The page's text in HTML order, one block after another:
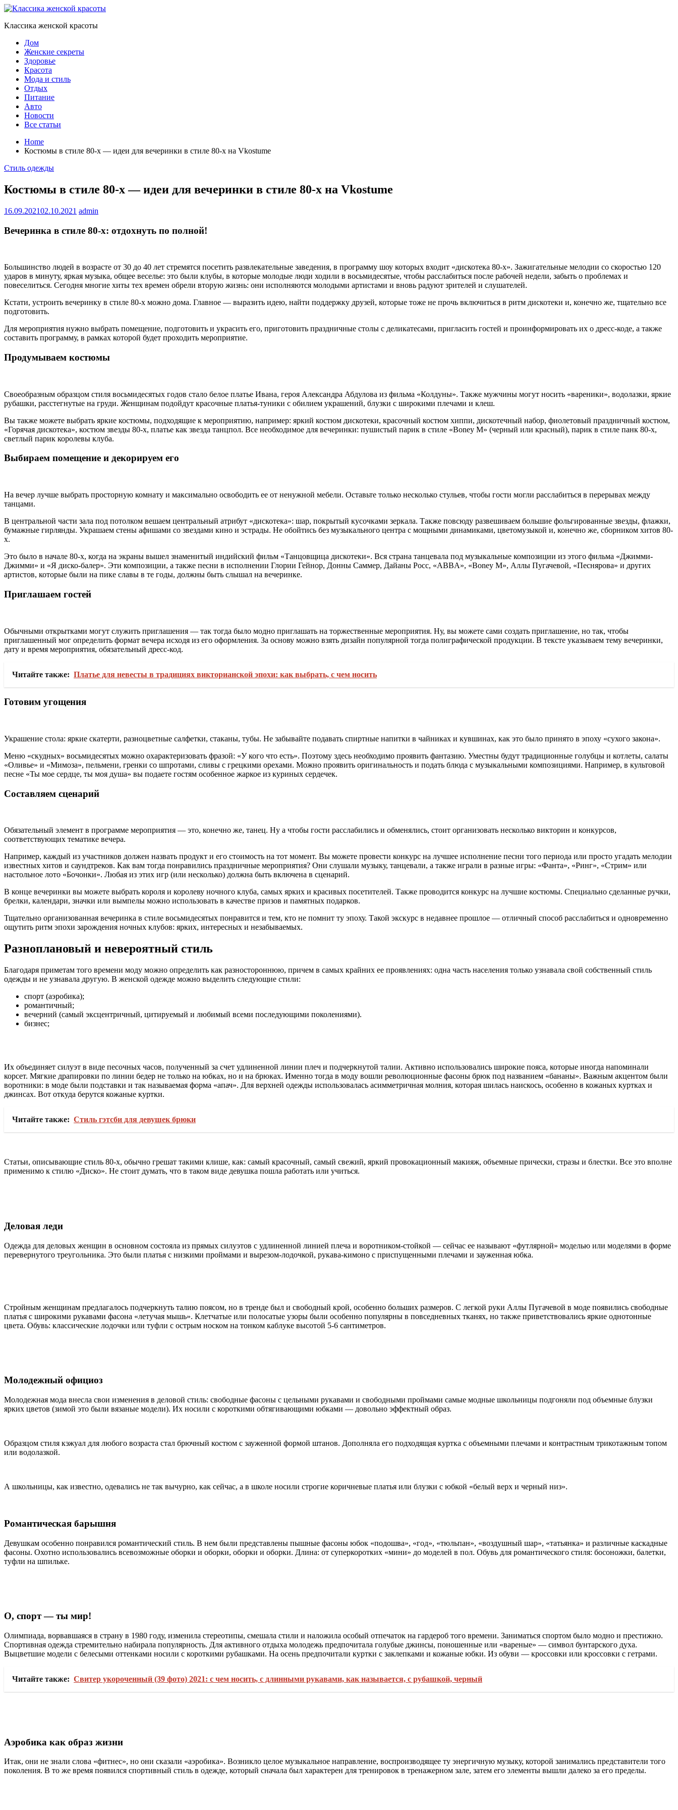
Skip
content
Классика женской красоты
Дом
Женские секреты
Здоровье
Красота
Мода и стиль
Отдых
Питание
Авто
Новости
Все статьи
Home
Костюмы в стиле 80-х — идеи для вечеринки в стиле 80-х на Vkostume
Стиль одежды
Костюмы в стиле 80-х — идеи для вечеринки в стиле 80-х на Vkostume
16.09.202102.10.2021 admin
Вечеринка в стиле 80-х: отдохнуть по полной!
Большинство людей в возрасте от 30 до 40 лет стремятся посетить развлекательные заведения, в программу шоу которых входит «дискотека 80-х». Зажигательные мелодии со скоростью 120
ударов в минуту, яркая музыка, общее веселье: это были клубы, в которые молодые люди ходили в восьмидесятые, чтобы расслабиться после рабочей недели, забыть о проблемах и
повеселиться. Сегодня многие хиты тех времен обрели вторую жизнь: они исполняются молодыми артистами и вновь радуют зрителей и слушателей.
Кстати, устроить вечеринку в стиле 80-х можно дома. Главное — выразить идею, найти поддержку друзей, которые тоже не прочь включиться в ритм дискотеки и, конечно же, тщательно все
подготовить.
Для мероприятия нужно выбрать помещение, подготовить и украсить его, приготовить праздничные столы с деликатесами, пригласить гостей и проинформировать их о дресс-коде, а также
составить программу, в рамках которой будет проходить мероприятие.
Продумываем костюмы
Своеобразным образцом стиля восьмидесятых годов стало белое платье Ивана, героя Александра Абдулова из фильма «Колдуны». Также мужчины могут носить «вареники», водолазки, яркие
рубашки, расстегнутые на груди. Женщинам подойдут красочные платья-туники с обилием украшений, блузки с широкими плечами и клеш.
Вы также можете выбрать яркие костюмы, подходящие к мероприятию, например: яркий костюм дискотеки, красочный костюм хиппи, дискотечный набор, фиолетовый праздничный костюм,
«Горячая дискотека», костюм звезды 80-х, платье как звезда танцпол. Все необходимое для вечеринки: пушистый парик в стиле «Boney M» (черный или красный), парик в стиле панк 80-х,
светлый парик королевы клуба.
Выбираем помещение и декорируем его
На вечер лучше выбрать просторную комнату и максимально освободить ее от ненужной мебели. Оставьте только несколько стульев, чтобы гости могли расслабиться в перерывах между
танцами.
В центральной части зала под потолком вешаем центральный атрибут «дискотека»: шар, покрытый кусочками зеркала. Также повсюду развешиваем большие фольгированные звезды, флажки,
бумажные гирлянды. Украшаем стены афишами со звездами кино и эстрады. Не обойтись без музыкального центра с мощными динамиками, цветомузыкой и, конечно же, сборником хитов 80-
х.
Это было в начале 80-х, когда на экраны вышел знаменитый индийский фильм «Танцовщица дискотеки». Вся страна танцевала под музыкальные композиции из этого фильма «Джимми-
Джимми» и «Я диско-балер». Эти композиции, а также песни в исполнении Глории Гейнор, Донны Саммер, Дайаны Росс, «ABBA», «Boney M», Аллы Пугачевой, «Песнярова» и других
артистов, которые были на пике славы в те годы, должны быть слышал на вечеринке.
Приглашаем гостей
Обычными открытками могут служить приглашения — так тогда было модно приглашать на торжественные мероприятия. Ну, вы можете сами создать приглашение, но так, чтобы
приглашенный мог определить формат вечера исходя из его оформления. За основу можно взять дизайн популярной тогда полиграфической продукции. В тексте указываем тему вечеринки,
дату и время мероприятия, обязательный дресс-код.
Читайте также: Платье для невесты в традициях викторианской эпохи: как выбрать, с чем носить
Готовим угощения
Украшение стола: яркие скатерти, разноцветные салфетки, стаканы, тубы. Не забывайте подавать спиртные напитки в чайниках и кувшинах, как это было принято в эпоху «сухого закона».
Меню «скудных» восьмидесятых можно охарактеризовать фразой: «У кого что есть». Поэтому здесь необходимо проявить фантазию. Уместны будут традиционные голубцы и котлеты, салаты
«Оливье» и «Мимоза», пельмени, гренки со шпротами, сливы с грецкими орехами. Можно проявить оригинальность и подать блюда с музыкальными композициями. Например, в культовой
песне «Ты мое сердце, ты моя душа» вы подаете гостям особенное жаркое из куриных сердечек.
Составляем сценарий
Обязательный элемент в программе мероприятия — это, конечно же, танец. Ну а чтобы гости расслабились и обменялись, стоит организовать несколько викторин и конкурсов,
соответствующих тематике вечера.
Например, каждый из участников должен назвать продукт и его стоимость на тот момент. Вы можете провести конкурс на лучшее исполнение песни того периода или просто угадать мелодии
известных хитов и саундтреков. Как вам тогда понравились праздничные мероприятия? Они слушали музыку, танцевали, а также играли в разные игры: «Фанта», «Ринг», «Стрим» или
настольное лото «Бочонки». Любая из этих игр (или несколько) должна быть включена в сценарий.
В конце вечеринки вы можете выбрать короля и королеву ночного клуба, самых ярких и красивых посетителей. Также проводится конкурс на лучшие костюмы. Специально сделанные ручки,
брелки, календари, значки или вымпелы можно использовать в качестве призов и памятных подарков.
Тщательно организованная вечеринка в стиле восьмидесятых понравится и тем, кто не помнит ту эпоху. Такой экскурс в недавнее прошлое — отличный способ расслабиться и одновременно
ощутить ритм эпохи зарождения ночных клубов: ярких, интересных и незабываемых.
Разноплановый и невероятный стиль
Благодаря приметам того времени моду можно определить как разностороннюю, причем в самых крайних ее проявлениях: одна часть населения только узнавала свой собственный стиль
одежды и не узнавала другую. В женской одежде можно выделить следующие стили:
спорт (аэробика);
романтичный;
вечерний (самый эксцентричный, цитируемый и любимый всеми последующими поколениями).
бизнес;
Их объединяет силуэт в виде песочных часов, полученный за счет удлиненной линии плеч и подчеркнутой талии. Активно использовались широкие пояса, которые иногда напоминали
корсет. Мягкие драпировки по линии бедер не только на юбках, но и на брюках. Именно тогда в моду вошли революционные фасоны брюк под названием «бананы». Важным акцентом были
воротники: в моде были подставки и так называемая форма «апач». Для верхней одежды использовалась асимметричная молния, которая шилась наискось, особенно в кожаных куртках и
джинсах. Вот откуда берутся кожаные куртки.
Читайте также: Стиль гэтсби для девушек брюки
Статьи, описывающие стиль 80-х, обычно грешат такими клише, как: самый красочный, самый свежий, яркий провокационный макияж, объемные прически, стразы и блестки. Все это вполне
применимо к стилю «Диско». Не стоит думать, что в таком виде девушка пошла работать или учиться.
Деловая леди
Одежда для деловых женщин в основном состояла из прямых силуэтов с удлиненной линией плеча и воротником-стойкой — сейчас ее называют «футлярной» моделью или моделями в форме
перевернутого треугольника. Это были платья с низкими проймами и вырезом-лодочкой, рукава-кимоно с приспущенными плечами и зауженная юбка.
Стройным женщинам предлагалось подчеркнуть талию поясом, но в тренде был и свободный крой, особенно больших размеров. С легкой руки Аллы Пугачевой в моде появились свободные
платья с широкими рукавами фасона «летучая мышь». Клетчатые или полосатые узоры были особенно популярны в повседневных тканях, но также приветствовались яркие однотонные
цвета. Обувь: классические лодочки или туфли с острым носком на тонком каблуке высотой 5-6 сантиметров.
Молодежный официоз
Молодежная мода внесла свои изменения в деловой стиль: свободные фасоны с цельными рукавами и свободными проймами самые модные школьницы подгоняли под объемные блузки
ярких цветов (зимой это были вязаные модели). Их носили с короткими обтягивающими юбками — довольно эффектный образ.
Образцом стиля кэжуал для любого возраста стал брючный костюм с зауженной формой штанов. Дополняла его подходящая куртка с объемными плечами и контрастным трикотажным топом
или водолазкой.
А школьницы, как известно, одевались не так вычурно, как сейчас, а в школе носили строгие коричневые платья или блузки с юбкой «белый верх и черный низ».
Романтическая барышня
Девушкам особенно понравился романтический стиль. В нем были представлены пышные фасоны юбок «подошва», «год», «тюльпан», «воздушный шар», «татьянка» и различные каскадные
фасоны. Охотно использовались всевозможные оборки и оборки, оборки и оборки. Длина: от суперкоротких «мини» до моделей в пол. Обувь для романтического стиля: босоножки, балетки,
туфли на шпильке.
О, спорт — ты мир!
Олимпиада, ворвавшаяся в страну в 1980 году, изменила стереотипы, смешала стили и наложила особый отпечаток на гардероб того времени. Заниматься спортом было модно и престижно.
Спортивная одежда стремительно набирала популярность. Для активного отдыха молодежь предпочитала голубые джинсы, поношенные или «вареные» — символ бунтарского духа.
Выцветшие модели с белесыми оттенками носили с короткими рубашками. На осень предпочитали куртки с заклепками и кожаные юбки. Из обуви — кроссовки или кроссовки с гетрами.
Читайте также: Свитер укороченный (39 фото) 2021: с чем носить, с длинными рукавами, как называется, с рубашкой, черный
Аэробика как образ жизни
Итак, они не знали слова «фитнес», но они сказали «аэробика». Возникло целое музыкальное направление, воспроизводящее ту энергичную музыку, которой занимались представители того
поколения. В то же время появился спортивный стиль в одежде, который сначала был характерен для тренировок в тренажерном зале, затем его элементы вышли далеко за его пределы.